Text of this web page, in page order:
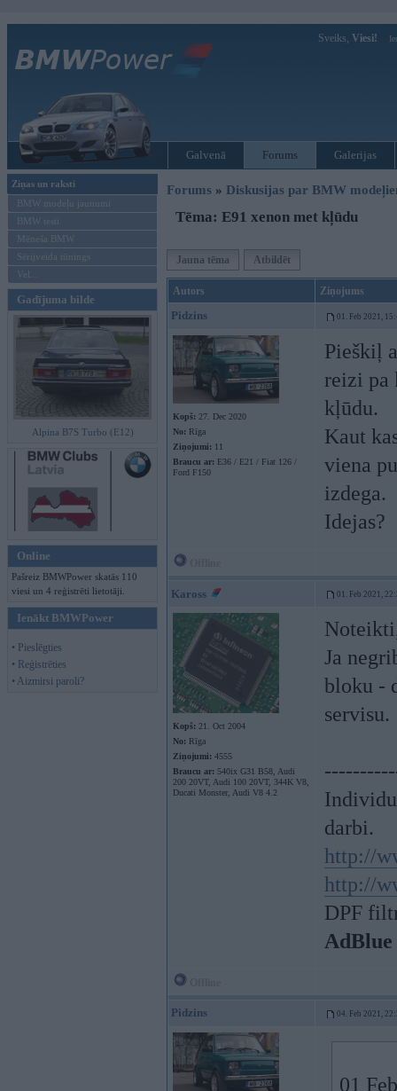
Sveiks, Viesi!
Galvenā Forums Galerijas
Ziņas un raksti
BMW modeļu jaunumi
BMW testi
Mēneša BMW
Sērijveida tūnings
Vel...
Gadījuma bilde
Alpina B7S Turbo (E12)
Online
Pašreiz BMWPower skatās 110
viesi un 4 reģistrēti lietotāji.
Ienākt BMWPower
• Pieslēgties
• Reģistrēties
• Aizmirsi paroli?
Forums » Diskusijas par BMW
Tēma: E91 xenon met kļūdu
Jauna tēma Atbildēt
Autors Ziņojums
Pidzins 01. Feb 2021,
Kopš: 27. Dec 2020
No: Rīga
Ziņojumi: 11
Braucu ar: E36 / E21 / Fiat 126 /
Ford F150
Pieškiļ
reizi pa
kļūdu.
Kaut
viena
izdega.
Idejas?
Kaross 01. Feb 2021,
Kopš: 21. Oct 2004
No: Rīga
Ziņojumi: 4555
Braucu ar: 540ix G31 B58, Audi
200 20VT, Audi 100 20VT, 344K V8,
Ducati Monster, Audi V8 4.2
Ja
bloku -
servisu.
darbi.
http://
http://
DPF
Pidzins 04. Feb 2021,
01